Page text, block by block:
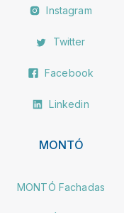
Instagram
Twitter
Facebook
Linkedin
MONTÓ
MONTÓ Fachadas